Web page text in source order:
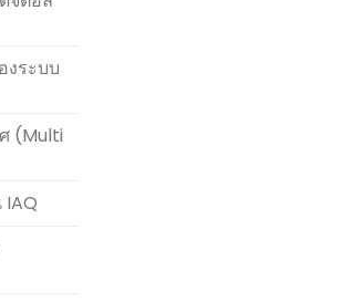
งระบบ
(Multi
IAQ